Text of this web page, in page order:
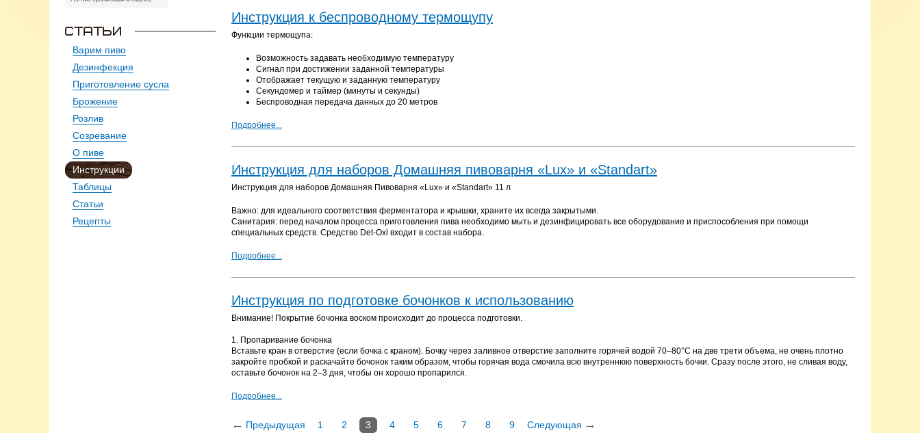
Варим пиво
Дезинфекция
Приготовление сусла
Брожение
Розлив
Созревание
О пиве
Инструкции
Таблицы
Статьи
Рецепты
Инструкция к беспроводному термощупу
Функции термощупа:
Возможность задавать необходимую температуру
Сигнал при достижении заданной температуры
Отображает текущую и заданную температуру
Секундомер и таймер (минуты и секунды)
Беспроводная передача данных до 20 метров
Подробнее...
Инструкция для наборов Домашняя пивоварня «Lux» и «Standart»
Инструкция для наборов Домашняя Пивоварня «Lux» и «Standart» 11 л
Важно: для идеального соответствия ферментатора и крышки, храните их всегда закрытыми.
Санитария: перед началом процесса приготовления пива необходимо мыть и дезинфицировать все оборудование и приспособления при помощи
специальных средств. Средство Det-Oxi входит в состав набора.
Подробнее...
Инструкция по подготовке бочонков к использованию
Внимание! Покрытие бочонка воском происходит до процесса подготовки.
1. Пропаривание бочонка
Вставьте кран в отверстие (если бочка с краном). Бочку через заливное отверстие заполните горячей водой 70–80°С на две трети объема, не очень плотно
закройте пробкой и раскачайте бочонок таким образом, чтобы горячая вода смочила всю внутреннюю поверхность бочки. Сразу после этого, не сливая воду,
оставьте бочонок на 2–3 дня, чтобы он хорошо пропарился.
Подробнее...
← Предыдущая 1 2 3 4 5 6 7 8 9 Следующая →